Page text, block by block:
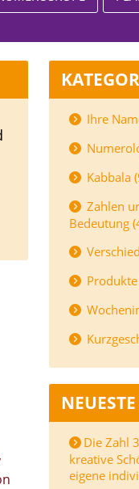
Ihre
Kabbala
Zahlen
Bedeutung
Die Zahl
kreative
eigene